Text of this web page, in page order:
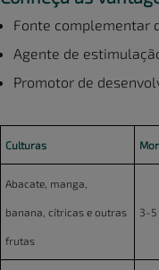
Fonte complementar
Agente de
Promotor de
Culturas
Abacate, manga,
banana, cítricas e outras
frutas
3-5